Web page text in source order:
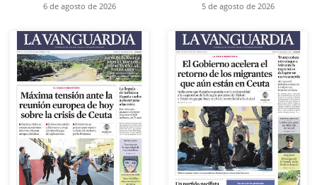
6 de agosto de 2026 5 de agosto de 2026